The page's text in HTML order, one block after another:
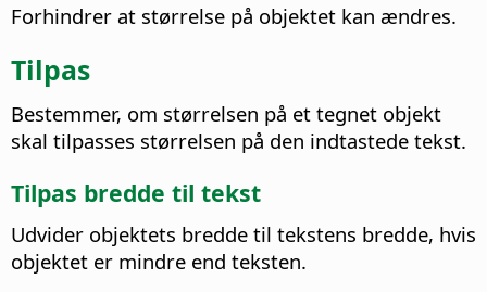
Forhindrer at størrelse på objektet kan ændres.
Tilpas
Bestemmer, om størrelsen på et tegnet objekt
skal tilpasses størrelsen på den indtastede tekst.
Tilpas bredde til tekst
Udvider objektets bredde til tekstens bredde, hvis
objektet er mindre end teksten.